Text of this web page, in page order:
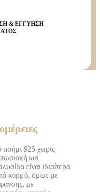
& ΕΓΓΥΗΣΗ
925 χωρίς
και
είναι ιδιαίτερα
κορμό, όμως με
με